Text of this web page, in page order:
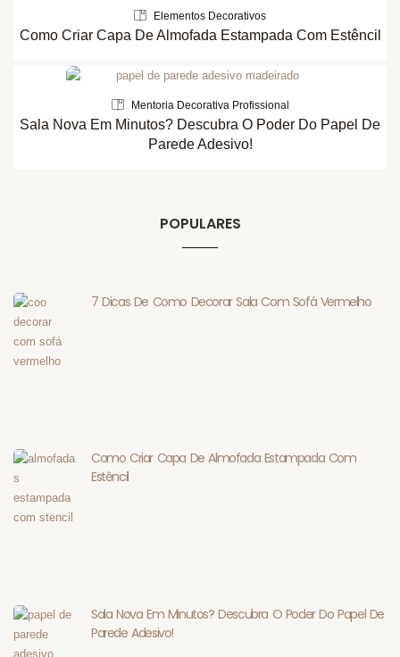
Elementos Decorativos
Como Criar Capa De Almofada Estampada Com Estêncil
Mentoria Decorativa Profissional
Sala Nova Em Minutos? Descubra O Poder Do Papel De
Parede Adesivo!
POPULARES
7 Dicas De Como Decorar Sala Com Sofá Vermelho
Como Criar Capa De Almofada Estampada Com
Estêncil
Sala Nova Em Minutos? Descubra O Poder Do Papel De
Parede Adesivo!